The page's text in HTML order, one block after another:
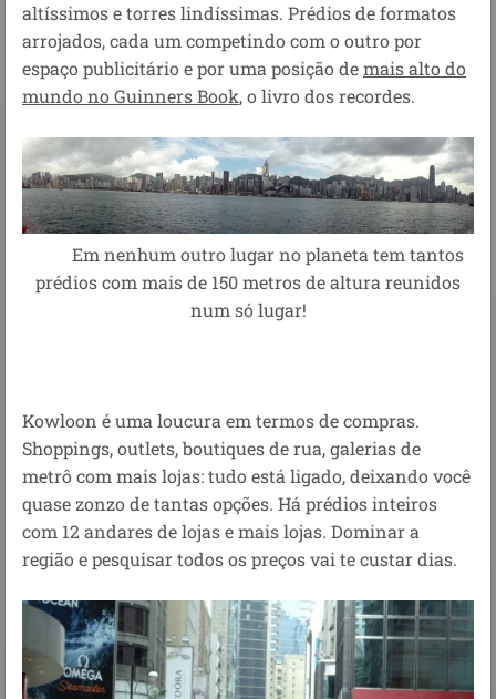
altíssimos e torres lindíssimas. Prédios de formatos
arrojados, cada um competindo com o outro por
espaço publicitário e por uma posição demais alto do
mundo no Guinners Book, o livro dos recordes.
Em nenhum outro lugar no planeta tem tantos
prédios com mais de 150 metros de altura reunidos
num só lugar!
Kowloon é uma loucura em termos de compras.
Shoppings, outlets, boutiques de rua, galerias de
metrô com mais lojas: tudo está ligado, deixando você
quase zonzo de tantas opções. Há prédios inteiros
com 12 andares de lojas e mais lojas. Dominar a
região e pesquisar todos os preços vai te custar dias.